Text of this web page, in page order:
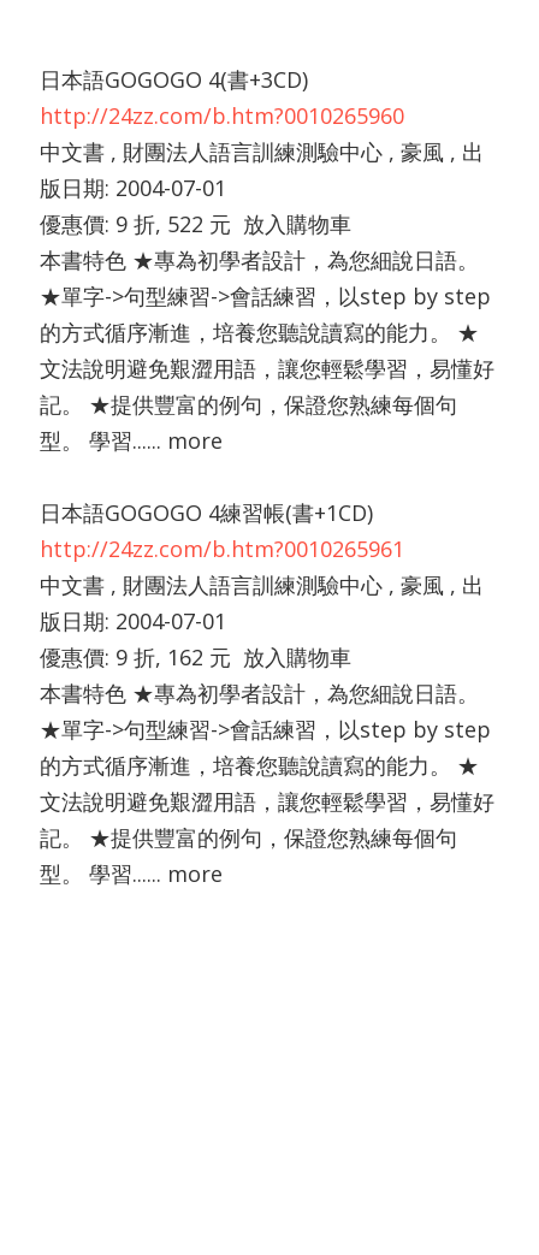
日本語GOGOGO 4(書+3CD)
http://24zz.com/b.htm?0010265960
中文書 , 財團法人語言訓練測驗中心 , 豪風 , 出
版日期: 2004-07-01
優惠價: 9 折, 522 元 放入購物車
本書特色 ★專為初學者設計，為您細說日語。
★單字->句型練習->會話練習，以step by step
的方式循序漸進，培養您聽說讀寫的能力。 ★
文法說明避免艱澀用語，讓您輕鬆學習，易懂好
記。 ★提供豐富的例句，保證您熟練每個句
型。 學習...... more
日本語GOGOGO 4練習帳(書+1CD)
http://24zz.com/b.htm?0010265961
中文書 , 財團法人語言訓練測驗中心 , 豪風 , 出
版日期: 2004-07-01
優惠價: 9 折, 162 元 放入購物車
本書特色 ★專為初學者設計，為您細說日語。
★單字->句型練習->會話練習，以step by step
的方式循序漸進，培養您聽說讀寫的能力。 ★
文法說明避免艱澀用語，讓您輕鬆學習，易懂好
記。 ★提供豐富的例句，保證您熟練每個句
型。 學習...... more